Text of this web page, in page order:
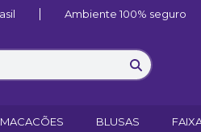
Ambiente 100% seguro
MACACÕES BLUSAS